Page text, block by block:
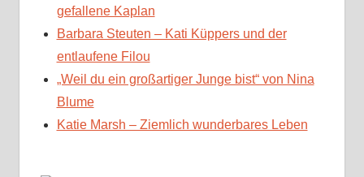
gefallene Kaplan
Barbara Steuten – Kati Küppers und der
entlaufene Filou
„Weil du ein großartiger Junge bist“ von Nina
Blume
Katie Marsh – Ziemlich wunderbares Leben